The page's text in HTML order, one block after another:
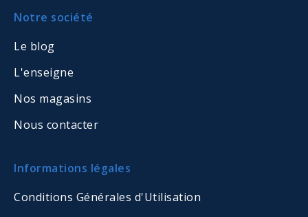
Notre société
Le blog
L'enseigne
Nos magasins
Nous contacter
Informations légales
Conditions Générales d'Utilisation